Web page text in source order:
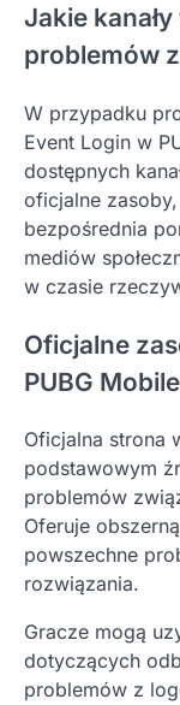
Jakie
problemów
W przypadku
Event Login w
dostępnych
oficjalne
bezpośrednia
mediów
w czasie
Oficjalne
PUBG Mobile
Oficjalna strona
podstawowym
problemów
Oferuje
powszechne
rozwiązania.
Gracze mogą
dotyczących
problemów z